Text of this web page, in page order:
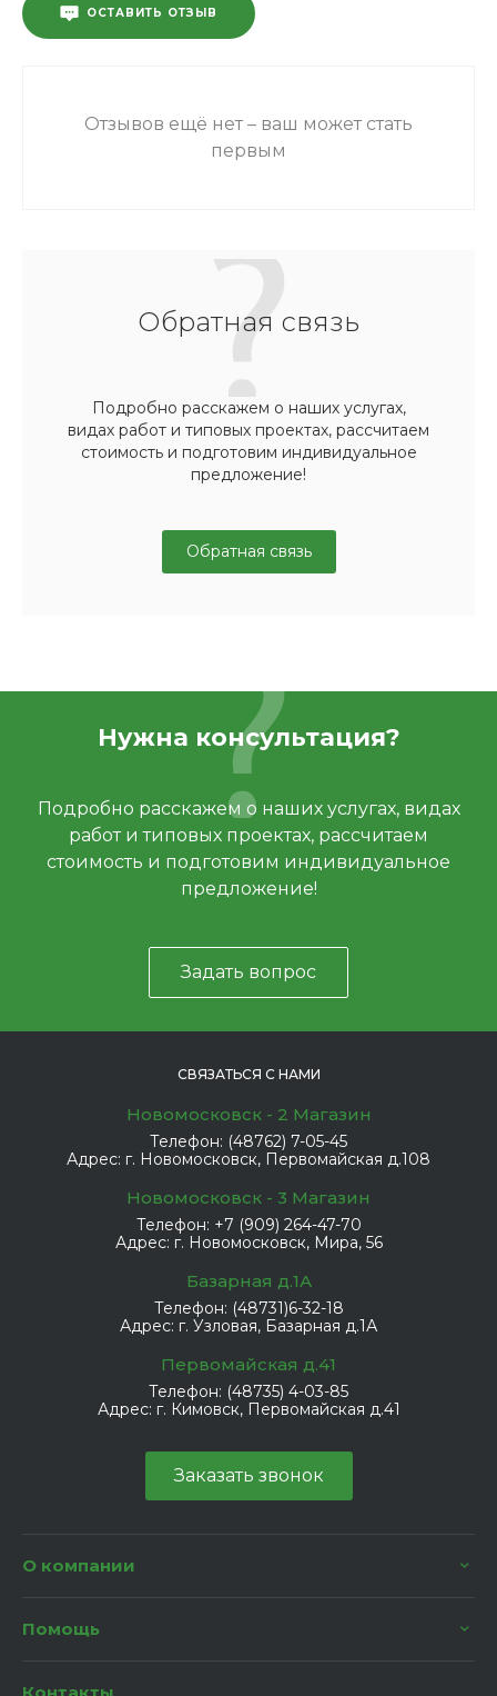
ОСТАВИТЬ ОТЗЫВ
Отзывов ещё нет – ваш может стать
первым
Обратная связь
Подробно расскажем о наших услугах,
видах работ и типовых проектах, рассчитаем
стоимость и подготовим индивидуальное
предложение!
Обратная связь
Нужна консультация?
Подробно расскажем о наших услугах, видах
работ и типовых проектах, рассчитаем
стоимость и подготовим индивидуальное
предложение!
Задать вопрос
СВЯЗАТЬСЯ С НАМИ
Новомосковск - 2 Магазин
Телефон: (48762) 7-05-45
Адрес: г. Новомосковск, Первомайская д.108
Новомосковск - 3 Магазин
Телефон: +7 (909) 264-47-70
Адрес: г. Новомосковск, Мира, 56
Базарная д.1А
Телефон: (48731)6-32-18
Адрес: г. Узловая, Базарная д.1А
Первомайская д.41
Телефон: (48735) 4-03-85
Адрес: г. Кимовск, Первомайская д.41
Заказать звонок
О компании
Помощь